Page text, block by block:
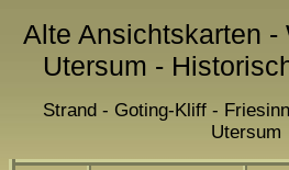
Alte Ansichtskarten -
Utersum -
Strand - Goting-Kliff -
Utersum